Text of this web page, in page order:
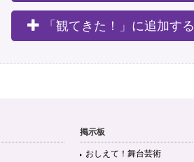
「観てきた！」に追加する
掲示板
おしえて！舞台芸術